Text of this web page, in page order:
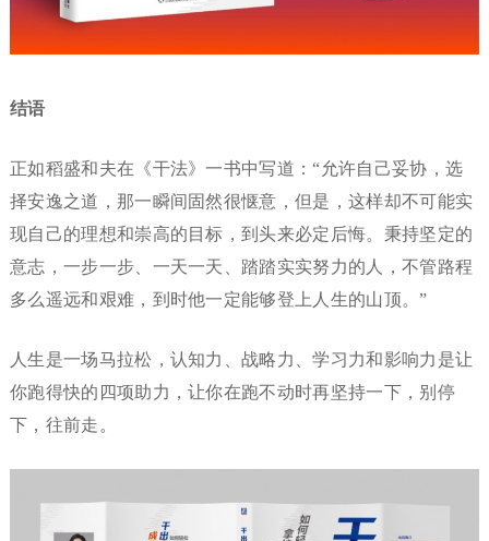
结语
正如稻盛和夫在《干法》一书中写道：“允许自己妥协，选
择安逸之道，那一瞬间固然很惬意，但是，这样却不可能实
现自己的理想和崇高的目标，到头来必定后悔。秉持坚定的
意志，一步一步、一天一天、踏踏实实努力的人，不管路程
多么遥远和艰难，到时他一定能够登上人生的山顶。”
人生是一场马拉松，认知力、战略力、学习力和影响力是让
你跑得快的四项助力，让你在跑不动时再坚持一下，别停
下，往前走。